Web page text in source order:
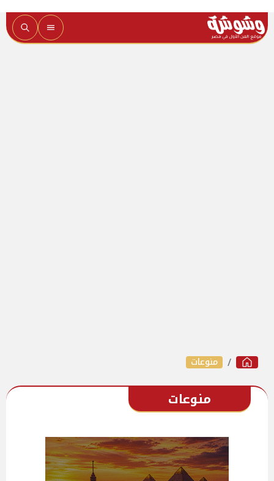
منوعات
منوعات